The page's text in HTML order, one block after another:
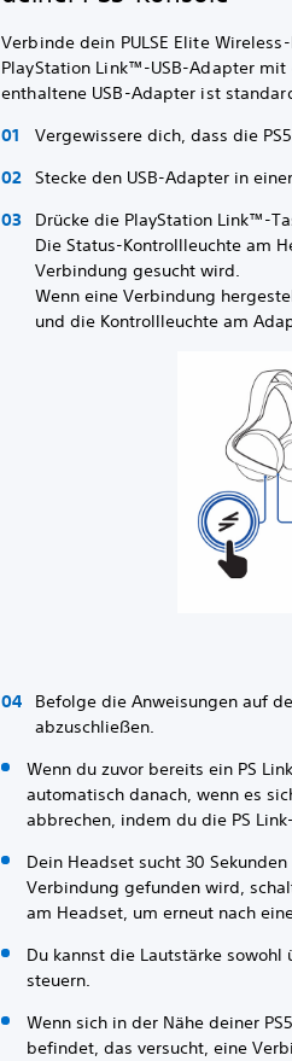
Verbinde dein PULSE Elite
PlayStation Link™-USB-Adapter
enthaltene USB-Adapter ist
Vergewissere dich, dass die
Stecke den USB-Adapter in
Drücke die PlayStation Link™-
Die Status-Kontrollleuchte am
Verbindung gesucht wird.
Wenn eine Verbindung
und die Kontrollleuchte am
Befolge die Anweisungen auf
abzuschließen.
Wenn du zuvor bereits ein PS
automatisch danach, wenn es
abbrechen, indem du die PS
Dein Headset sucht 30
Verbindung gefunden wird,
am Headset, um erneut nach
Du kannst die Lautstärke sowohl
steuern.
Wenn sich in der Nähe deiner
befindet, das versucht, eine